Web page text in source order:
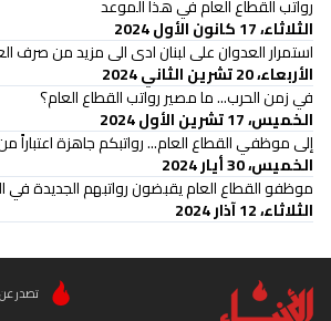
رواتب القطاع العام في هذا الموعد
الثلاثاء، 17 كانون الأول 2024
استمرار العدوان على لبنان ادى الى مزيد من
الأربعاء، 20 تشرين الثاني 2024
في زمن الحرب... ما مصير رواتب القطاع العام؟
الخميس، 17 تشرين الأول 2024
إلى موظفي القطاع العام... رواتبكم جاهزة اعتباراً
الخميس، 30 أيار 2024
موظفو القطاع العام يقبضون رواتبهم الجديدة في
الثلاثاء، 12 آذار 2024
تصدر